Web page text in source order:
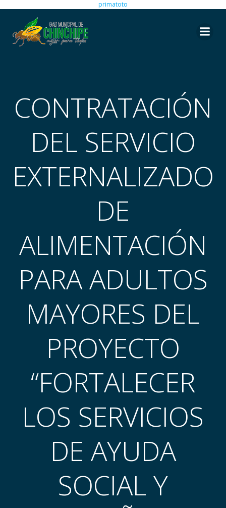
primatoto
CONTRATACIÓN
DEL SERVICIO
EXTERNALIZADO
DE
ALIMENTACIÓN
PARA ADULTOS
MAYORES DEL
PROYECTO
“FORTALECER
LOS SERVICIOS
DE AYUDA
SOCIAL Y